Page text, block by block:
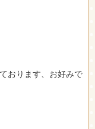
おります、お好みで